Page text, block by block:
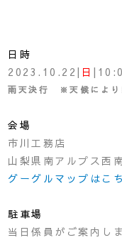
日時
2023.10.22| 日
雨天決行 ※天候により
会場
市川工務店
山梨県南アルプス西
グーグルマップはこ
駐車場
当日係員がご案内しま